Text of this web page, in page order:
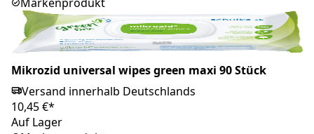
Mikrozid universal wipes green maxi 90 Stück
Versand innerhalb Deutschlands
10,45 €*
Auf Lager